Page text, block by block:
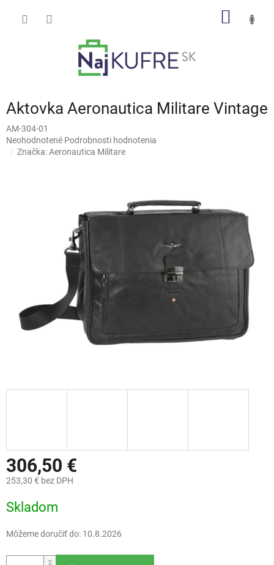
Aktovka Aeronautica Militare Vintage
AM-304-01
Priemerné
hodnotenie
Neohodnotené Podrobnosti hodnotenia
Značka:Aeronautica Militare
306,50 €
253,30 € bez DPH
cena:
Skladom
Môžeme doručiť do: 10.8.2026